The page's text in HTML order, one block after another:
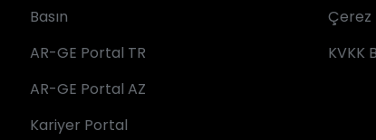
Basın
AR-GE Portal TR
AR-GE Portal AZ
Kariyer Portal
Çerez
KVKK